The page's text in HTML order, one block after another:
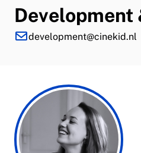
Development
development@cinekid.nl